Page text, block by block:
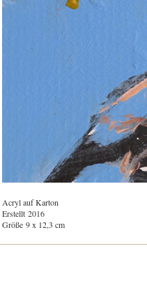
Acryl auf Karton
Erstellt 2016
Größe 9 x 12,3 cm